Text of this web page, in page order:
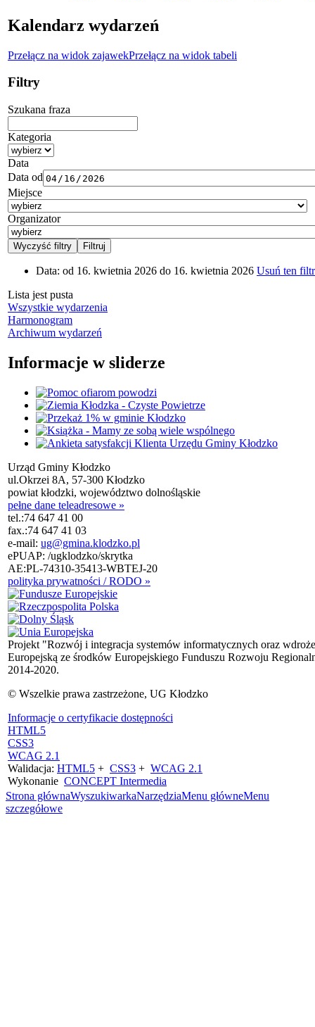
Kalendarz wydarzeń
Przełącz na widok zajawekPrzełącz na widok tabeli
Filtry
Szukana fraza
Kategoria
Data
Data od
Miejsce
Organizator
Data: od 16. kwietnia 2026 do 16. kwietnia 2026 Usuń ten filtr
Lista jest pusta
Wszystkie wydarzenia
Harmonogram
Archiwum wydarzeń
Informacje w sliderze
Urząd Gminy Kłodzko
ul.Okrzei 8A, 57-300 Kłodzko
powiat kłodzki, województwo dolnośląskie
pełne dane teleadresowe »
tel.:74 647 41 00
fax.:74 647 41 03
e-mail: ug@gmina.klodzko.pl
ePUAP: /ugklodzko/skrytka
AE:PL-74310-35413-WBTEJ-20
polityka prywatności / RODO »
Projekt "Rozwój i integracja systemów informatycznych oraz
Europejską ze środków Europejskiego Funduszu Rozwoju
2014-2020.
© Wszelkie prawa zastrzeżone, UG Kłodzko
Informacje o certyfikacie dostępności
HTML5
CSS3
WCAG 2.1
Walidacja: HTML5 + CSS3 + WCAG 2.1
Wykonanie CONCEPT Intermedia
Strona głównaWyszukiwarkaNarzędziaMenu główneMenu
szczegółowe